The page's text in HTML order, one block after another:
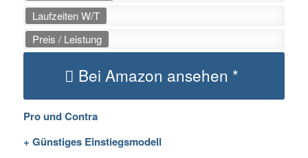
Laufzeiten W/T
Preis / Leistung
Bei Amazon ansehen *
Pro und Contra
+ Günstiges Einstiegsmodell